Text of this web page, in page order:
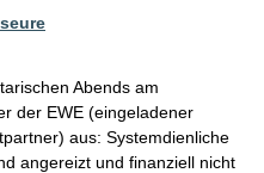
Abends am
der EWE (eingeladener
aus: Systemdienliche
angereizt und finanziell nicht